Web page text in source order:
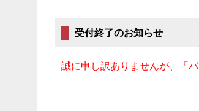
受付終了のお知らせ
誠に申し訳ありませんが、「